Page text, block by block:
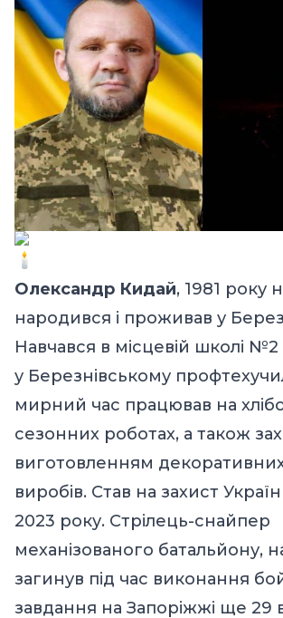
Олександр Кидай, 1981 року
народився і проживав у
Навчався в місцевій школі №2
у Березнівському
мирний час працював на
сезонних роботах, а також
виготовленням
виробів. Став на захист
2023 року. Стрілець-снайпер
механізованого батальйону,
загинув під час виконання
завдання на Запоріжжі ще 29